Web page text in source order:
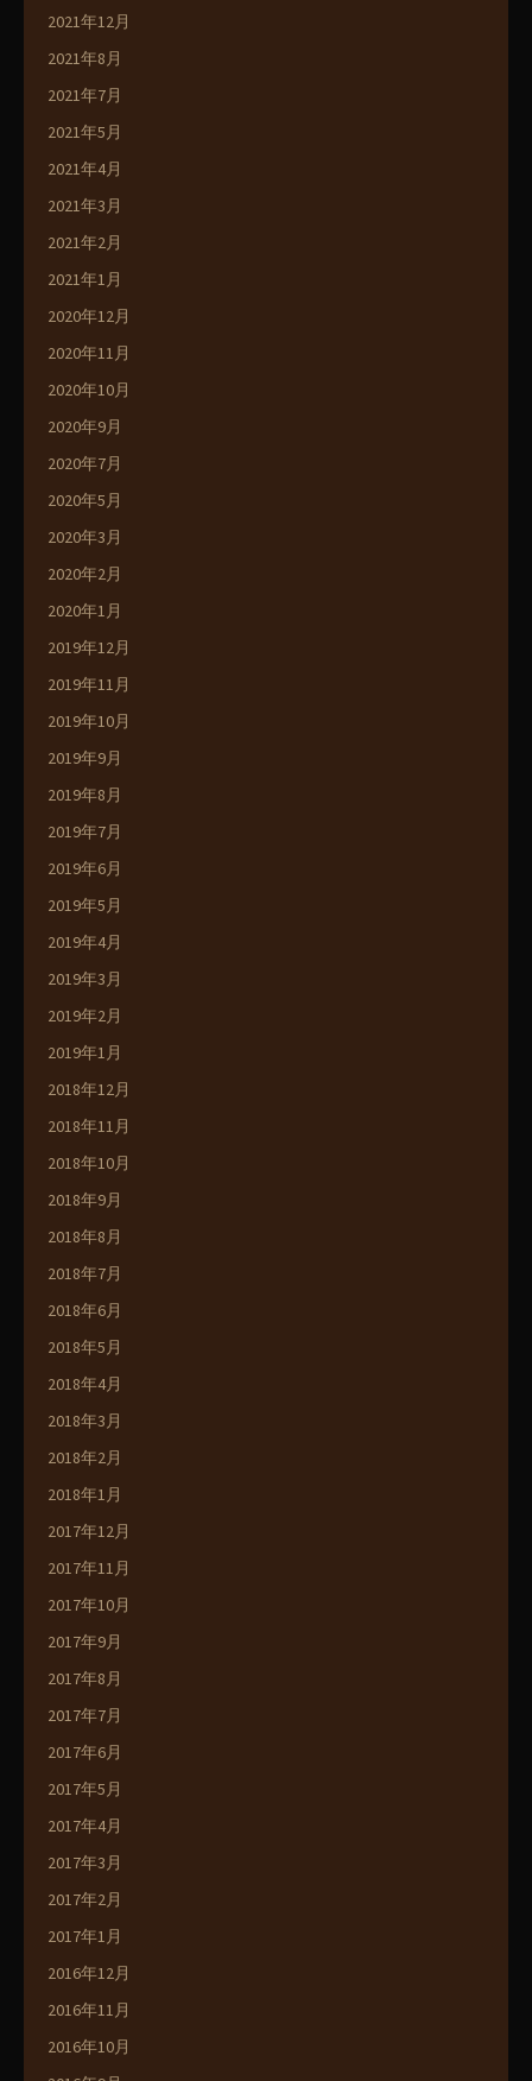
2021年12月
2021年8月
2021年7月
2021年5月
2021年4月
2021年3月
2021年2月
2021年1月
2020年12月
2020年11月
2020年10月
2020年9月
2020年7月
2020年5月
2020年3月
2020年2月
2020年1月
2019年12月
2019年11月
2019年10月
2019年9月
2019年8月
2019年7月
2019年6月
2019年5月
2019年4月
2019年3月
2019年2月
2019年1月
2018年12月
2018年11月
2018年10月
2018年9月
2018年8月
2018年7月
2018年6月
2018年5月
2018年4月
2018年3月
2018年2月
2018年1月
2017年12月
2017年11月
2017年10月
2017年9月
2017年8月
2017年7月
2017年6月
2017年5月
2017年4月
2017年3月
2017年2月
2017年1月
2016年12月
2016年11月
2016年10月